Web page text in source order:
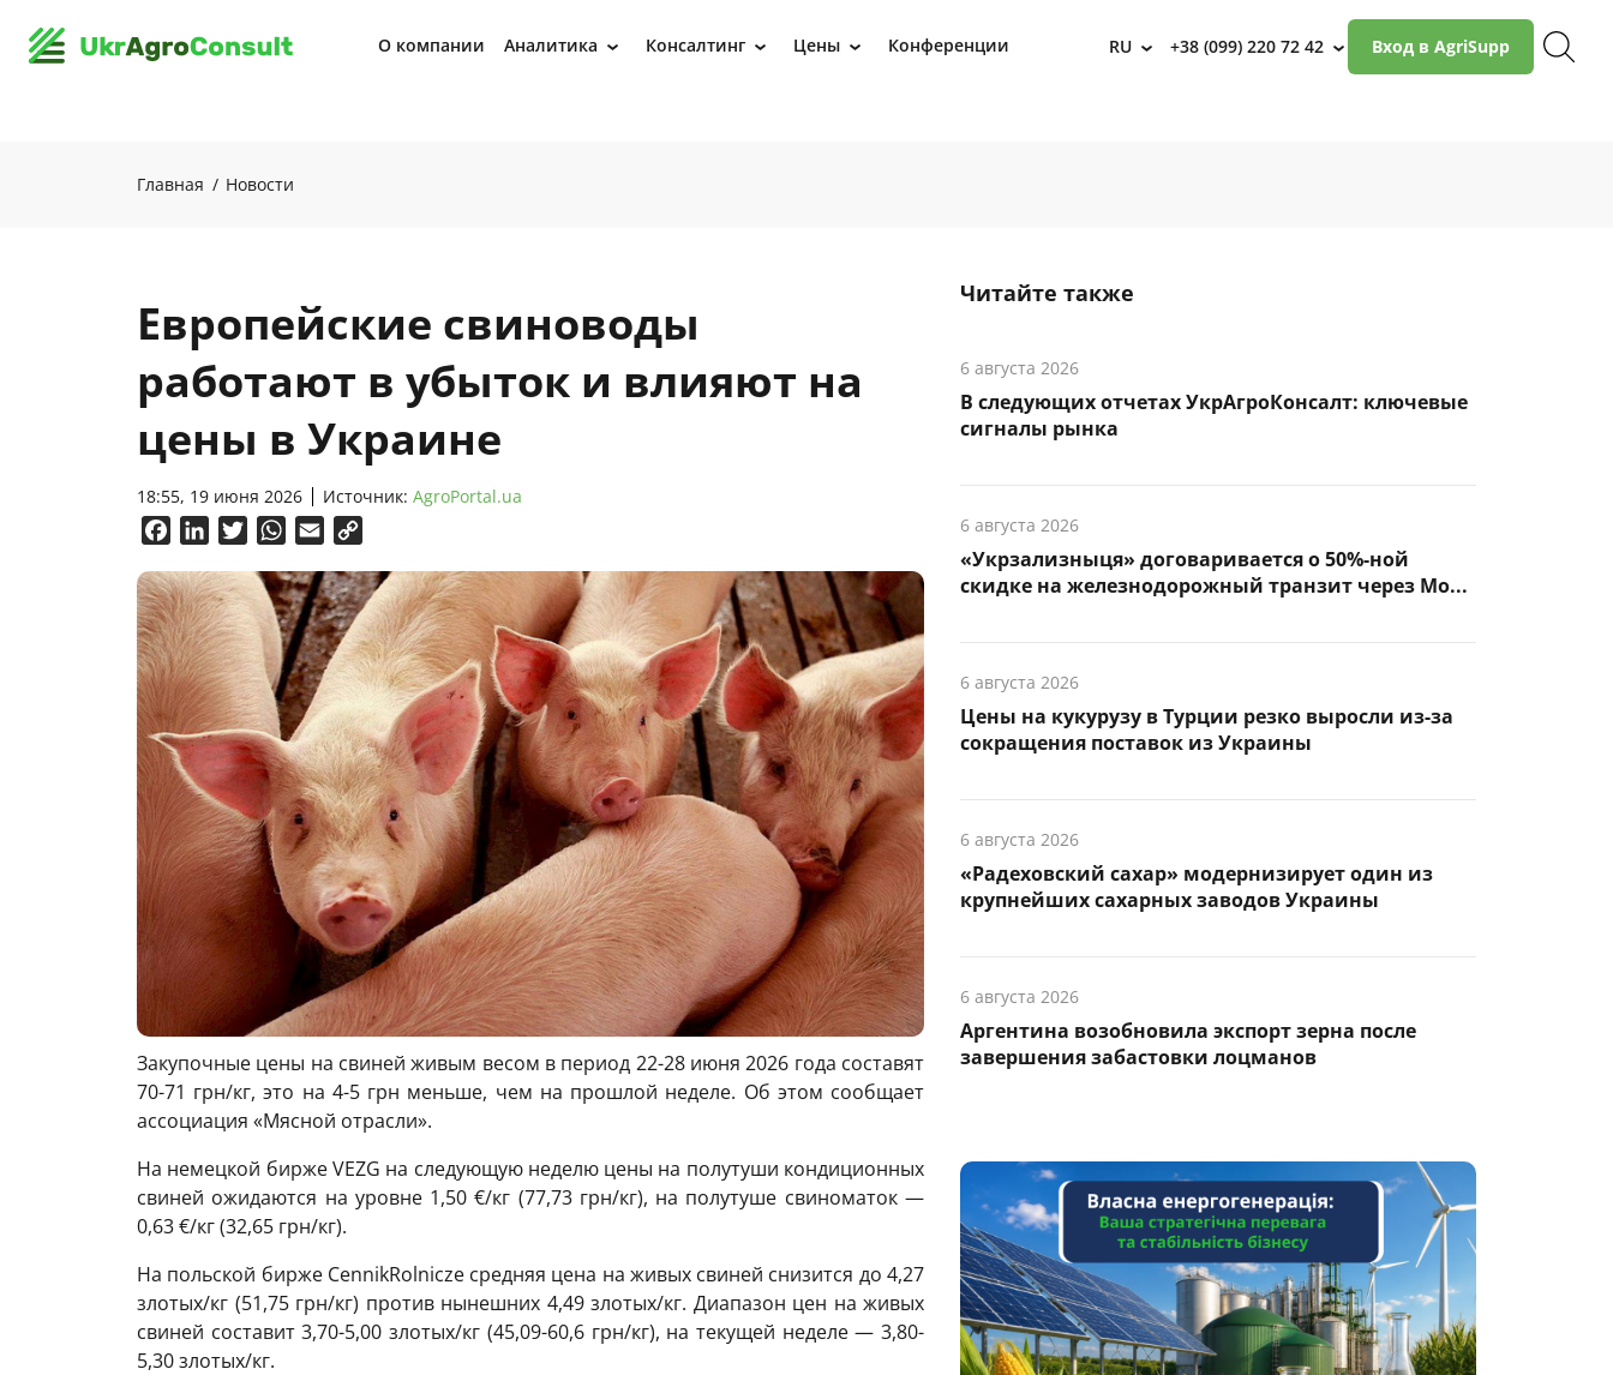
О компании Аналитика › Консалтинг › Цены › Конференции RU › +38 (099) 220 72 42 › Вход в AgriSupp
Главная Новости
Европейские свиноводы
работают в убыток и влияют на
цены в Украине
18:55, 19 июня 2026 Источник: AgroPortal.ua
FacebookLinkedInTwitterWhatsApp
Email
Закупочные цены на свиней живым весом в период 22-28 июня 2026 года составят
70-71 грн/кг, это на 4-5 грн меньше, чем на прошлой неделе. Об этом сообщает
ассоциация «Мясной отрасли».
На немецкой бирже VEZG на следующую неделю цены на полутуши кондиционных
свиней ожидаются на уровне 1,50 €/кг (77,73 грн/кг), на полутуше свиноматок —
0,63 €/кг (32,65 грн/кг).
На польской бирже CennikRolnicze средняя цена на живых свиней снизится до 4,27
злотых/кг (51,75 грн/кг) против нынешних 4,49 злотых/кг. Диапазон цен на живых
свиней составит 3,70-5,00 злотых/кг (45,09-60,6 грн/кг), на текущей неделе — 3,80-
5,30 злотых/кг.
Читайте также
6 августа 2026
В следующих отчетах УкрАгроКонсалт: ключевые
сигналы рынка
6 августа 2026
«Укрзализныця» договаривается о 50%-ной
скидке на железнодорожный транзит через Мо...
6 августа 2026
Цены на кукурузу в Турции резко выросли из-за
сокращения поставок из Украины
6 августа 2026
«Радеховский сахар» модернизирует один из
крупнейших сахарных заводов Украины
6 августа 2026
Аргентина возобновила экспорт зерна после
завершения забастовки лоцманов